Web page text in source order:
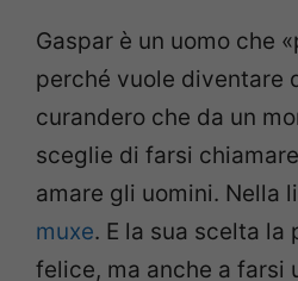
Gaspar è un uomo che
perché vuole diventare
curandero che da un
sceglie di farsi
amare gli uomini. Nella
muxe. E la sua scelta la
felice, ma anche a farsi